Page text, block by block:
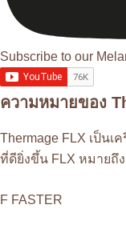
Subscribe to our
ความหมายของ
Thermage FLX เป็น
ที่ดียิ่งขึ้น FLX หมายถึง
F FASTER